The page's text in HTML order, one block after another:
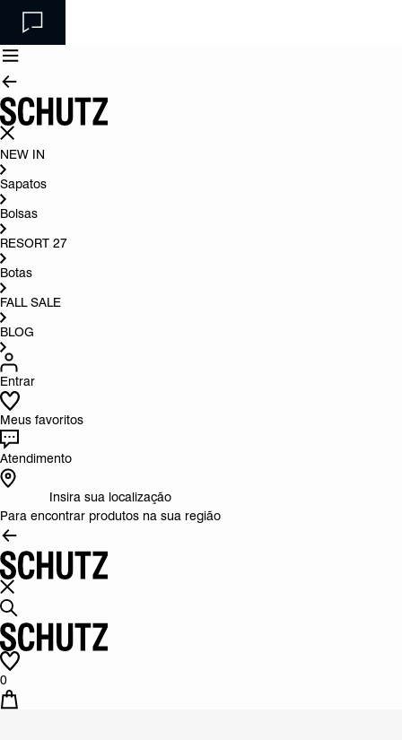
NEW IN
Sapatos
Bolsas
RESORT 27
Botas
FALL SALE
BLOG
Entrar
Meus favoritos
Atendimento
Insira sua localização
Para encontrar produtos na sua região
0